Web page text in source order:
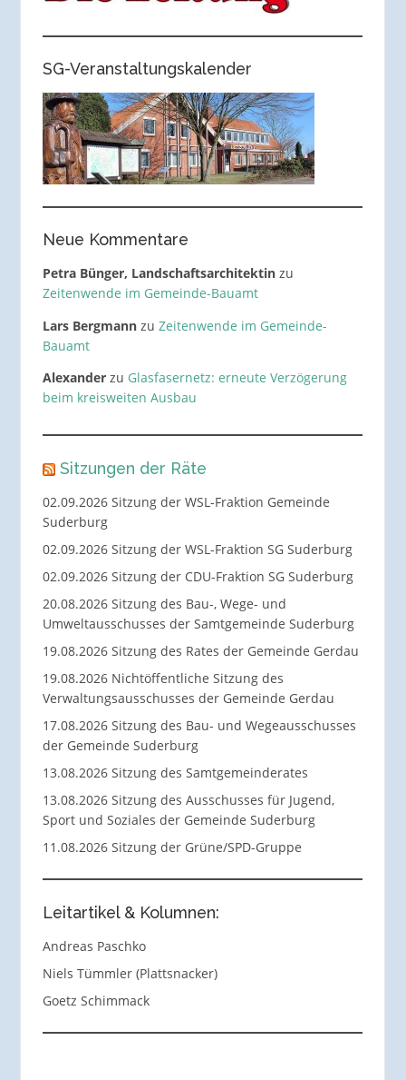
SG-Veranstaltungskalender
Neue Kommentare
Petra Bünger, Landschaftsarchitektinzu
Zeitenwende im Gemeinde-Bauamt
Lars Bergmannzu Zeitenwende im Gemeinde-
Bauamt
Alexanderzu Glasfasernetz: erneute Verzögerung
beim kreisweiten Ausbau
Sitzungen der Räte
02.09.2026 Sitzung der WSL-Fraktion Gemeinde
Suderburg
02.09.2026 Sitzung der WSL-Fraktion SG Suderburg
02.09.2026 Sitzung der CDU-Fraktion SG Suderburg
20.08.2026 Sitzung des Bau-, Wege- und
Umweltausschusses der Samtgemeinde Suderburg
19.08.2026 Sitzung des Rates der Gemeinde Gerdau
19.08.2026 Nichtöffentliche Sitzung des
Verwaltungsausschusses der Gemeinde Gerdau
17.08.2026 Sitzung des Bau- und Wegeausschusses
der Gemeinde Suderburg
13.08.2026 Sitzung des Samtgemeinderates
13.08.2026 Sitzung des Ausschusses für Jugend,
Sport und Soziales der Gemeinde Suderburg
11.08.2026 Sitzung der Grüne/SPD-Gruppe
Leitartikel & Kolumnen:
Andreas Paschko
Niels Tümmler (Plattsnacker)
Goetz Schimmack